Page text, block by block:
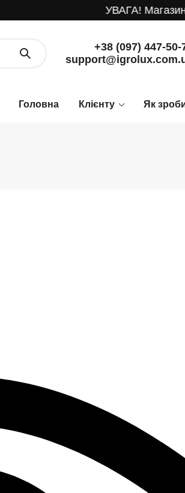
УВАГА! Магазин не
+38 (097) 447-50-
Клієнту Як